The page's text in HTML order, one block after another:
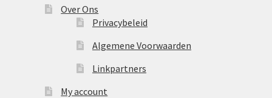
Over Ons
Privacybeleid
Algemene Voorwaarden
Linkpartners
My account